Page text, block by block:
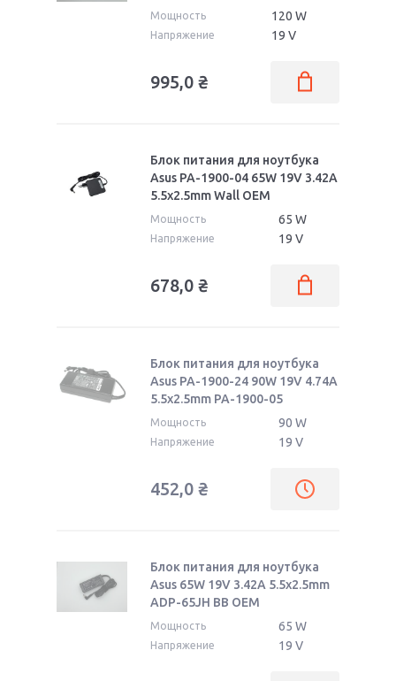
Мощность 120 W
Напряжение 19 V
995,0 ₴
Блок питания для ноутбука
Asus PA-1900-04 65W 19V 3.42A
5.5x2.5mm Wall OEM
Мощность 65 W
Напряжение 19 V
678,0 ₴
Блок питания для ноутбука
Asus PA-1900-24 90W 19V 4.74A
5.5x2.5mm PA-1900-05
Мощность 90 W
Напряжение 19 V
452,0 ₴
Блок питания для ноутбука
Asus 65W 19V 3.42A 5.5x2.5mm
ADP-65JH BB OEM
Мощность 65 W
Напряжение 19 V